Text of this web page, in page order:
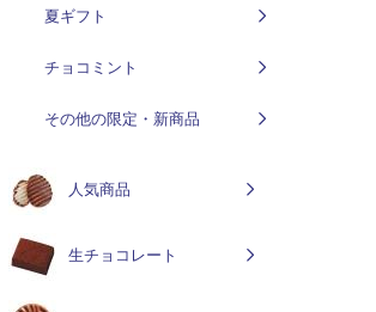
夏ギフト
チョコミント
その他の限定・新商品
人気商品
生チョコレート